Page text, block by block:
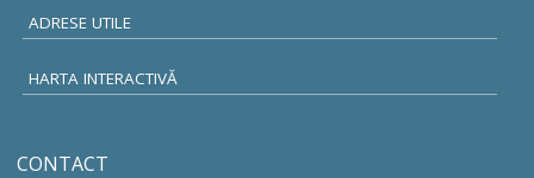
ADRESE UTILE
HARTA INTERACTIVĂ
CONTACT